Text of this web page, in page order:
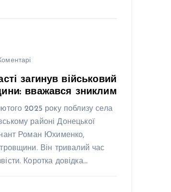
загинув військовий
вважався зниклим
2025 року поблизу села
районі Донецької
Роман Юхименко,
Він тривалий час
Коротка довідка…